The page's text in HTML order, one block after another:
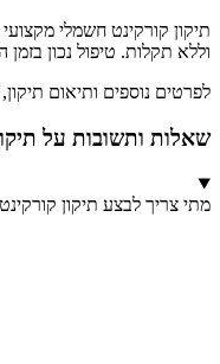
תיקון קורקינט חשמלי
וללא תקלות. טיפול נכון
לפרטים נוספים ותיאום
שאלות ותשובות על
מתי צריך לבצע תיקון